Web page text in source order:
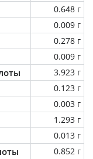
0.648 г
0.009 г
0.278 г
0.009 г
3.923 г
0.123 г
0.003 г
1.293 г
0.013 г
0.852 г